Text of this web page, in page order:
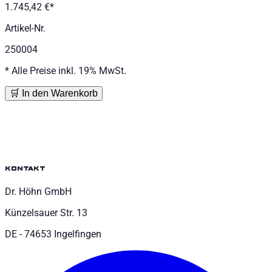
1.745,42 €*
Artikel-Nr.
250004
* Alle Preise inkl. 19% MwSt.
🛒 In den Warenkorb
kontakt
Dr. Höhn GmbH
Künzelsauer Str. 13
DE - 74653 Ingelfingen